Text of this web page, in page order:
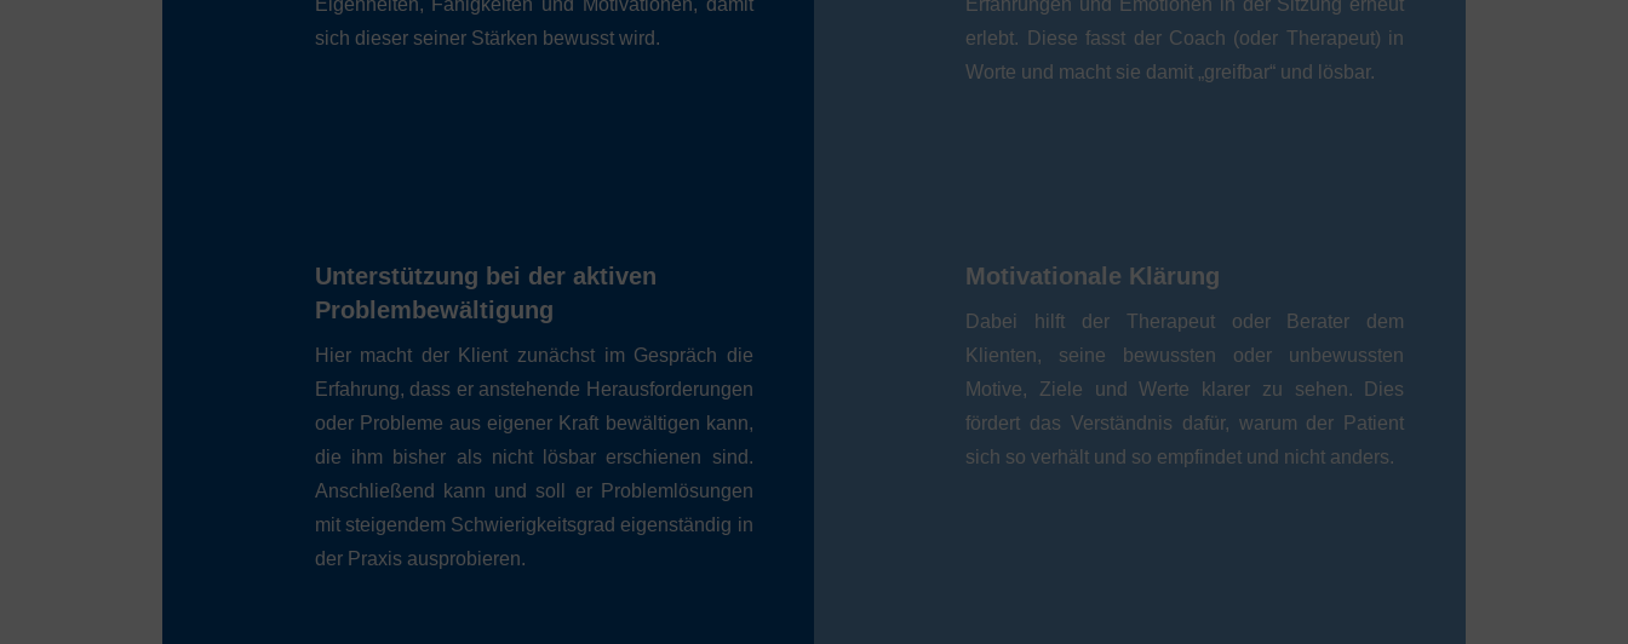
sich dieser seiner Stärken bewusst wird.
erlebt. Diese fasst der Coach (oder Therapeut) in
Worte und macht sie damit „greifbar“ und lösbar.
Unterstützung bei der aktiven
Problembewältigung
Hier macht der Klient zunächst im Gespräch die
Erfahrung, dass er anstehende Herausforderungen
oder Probleme aus eigener Kraft bewältigen kann,
die ihm bisher als nicht lösbar erschienen sind.
Anschließend kann und soll er Problemlösungen
mit steigendem Schwierigkeitsgrad eigenständig in
der Praxis ausprobieren.
Motivationale Klärung
Dabei hilft der Therapeut oder Berater dem
Klienten, seine bewussten oder unbewussten
Motive, Ziele und Werte klarer zu sehen. Dies
fördert das Verständnis dafür, warum der Patient
sich so verhält und so empfindet und nicht anders.